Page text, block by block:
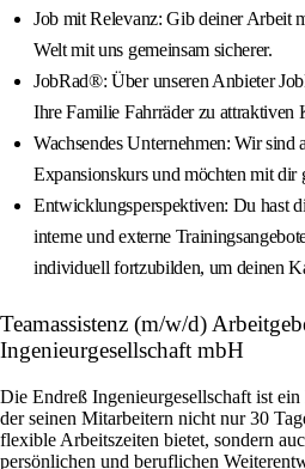
Job mit Relevanz: Gib deiner Arbeit
Welt mit uns gemeinsam sicherer.
JobRad®: Über unseren Anbieter
Ihre Familie Fahrräder zu attraktiven
Wachsendes Unternehmen: Wir sind
Expansionskurs und möchten mit dir
Entwicklungsperspektiven: Du hast
interne und externe
individuell fortzubilden, um deinen
Teamassistenz (m/w/d)
Ingenieurgesellschaft mbH
Die Endreß Ingenieurgesellschaft ist
der seinen Mitarbeitern nicht nur 30
flexible Arbeitszeiten bietet, sondern
persönlichen und beruflichen